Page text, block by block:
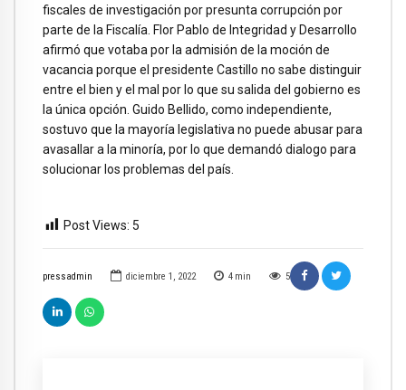
pressadmin diciembre 1, 2022 4 min 5
fiscales de investigación por presunta corrupción por
parte de la Fiscalía. Flor Pablo de Integridad y Desarrollo
afirmó que votaba por la admisión de la moción de
vacancia porque el presidente Castillo no sabe distinguir
entre el bien y el mal por lo que su salida del gobierno es
la única opción. Guido Bellido, como independiente,
sostuvo que la mayoría legislativa no puede abusar para
avasallar a la minoría, por lo que demandó dialogo para
solucionar los problemas del país.
Post Views: 5